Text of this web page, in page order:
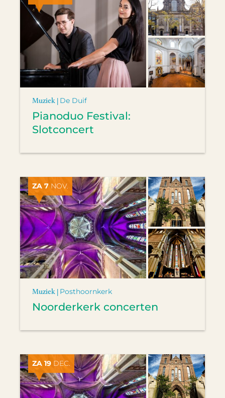
Muziek | De Duif
Pianoduo Festival:
Slotconcert
ZA 7 NOV.
Muziek | Posthoornkerk
Noorderkerk concerten
ZA 19 DEC.